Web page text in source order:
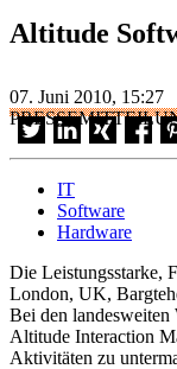
Altitude
07. Juni 2010, 15:27
IT
Software
Hardware
Die Leistungsstarke,
London, UK,
Bei den
Altitude Interaction
Aktivitäten zu